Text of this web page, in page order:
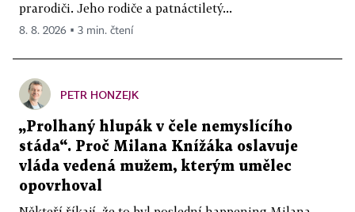
prarodiči. Jeho rodiče a patnáctiletý...
8. 8. 2026 ▪ 3 min. čtení
PETR HONZEJK
„Prolhaný hlupák v čele nemyslícího
stáda“. Proč Milana Knížáka oslavuje
vláda vedená mužem, kterým umělec
opovrhoval